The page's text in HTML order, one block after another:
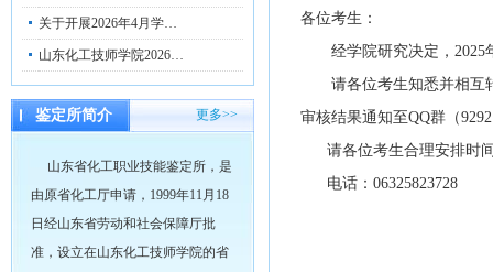
关于开展2026年4月学…
山东化工技师学院2026…
鉴定所简介 更多>>
山东省化工职业技能鉴定所，是
由原省化工厅申请，1999年11月18
日经山东省劳动和社会保障厅批
准，设立在山东化工技师学院的省
各位考生：
经学院研究决定，2025
请各位考生知悉并相互转
审核结果通知至QQ群（
请各位考生合理安排时间
电话：06325823728